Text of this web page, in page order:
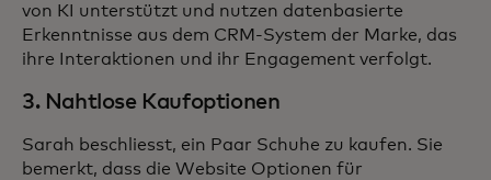
von KI unterstützt und nutzen datenbasierte
Erkenntnisse aus dem CRM-System der Marke, das
ihre Interaktionen und ihr Engagement verfolgt.
3. Nahtlose Kaufoptionen
Sarah beschliesst, ein Paar Schuhe zu kaufen. Sie
bemerkt, dass die Website Optionen für